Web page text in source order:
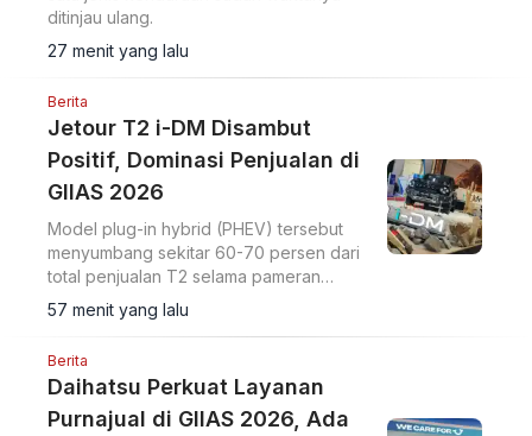
ditinjau ulang.
27 menit yang lalu
Berita
Jetour T2 i-DM Disambut
Positif, Dominasi Penjualan di
GIIAS 2026
Model plug-in hybrid (PHEV) tersebut
menyumbang sekitar 60-70 persen dari
total penjualan T2 selama pameran
berlangsung.
57 menit yang lalu
Berita
Daihatsu Perkuat Layanan
Purnajual di GIIAS 2026, Ada